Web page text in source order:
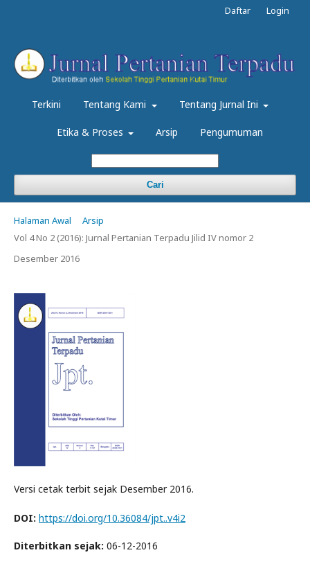
Terkini Tentang Kami Tentang Jurnal Ini
Etika & Proses Arsip Pengumuman
Cari
Daftar Login
Halaman Awal
Arsip
Vol 4 No 2 (2016): Jurnal Pertanian Terpadu Jilid IV nomor 2
Desember 2016
Versi cetak terbit sejak Desember 2016.
DOI: https://doi.org/10.36084/jpt..v4i2
Diterbitkan sejak: 06-12-2016